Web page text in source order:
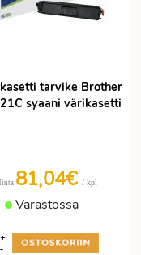
tarvike Brother
syaani värikasetti
81,04€ / kpl
Varastossa
-
+